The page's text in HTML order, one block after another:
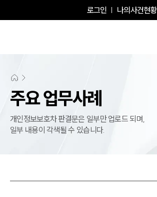
로그인 나의사건현황
주요 업무사례
개인정보보호차 판결문은 일부만 업로드 되며,
일부 내용이 각색될 수 있습니다.